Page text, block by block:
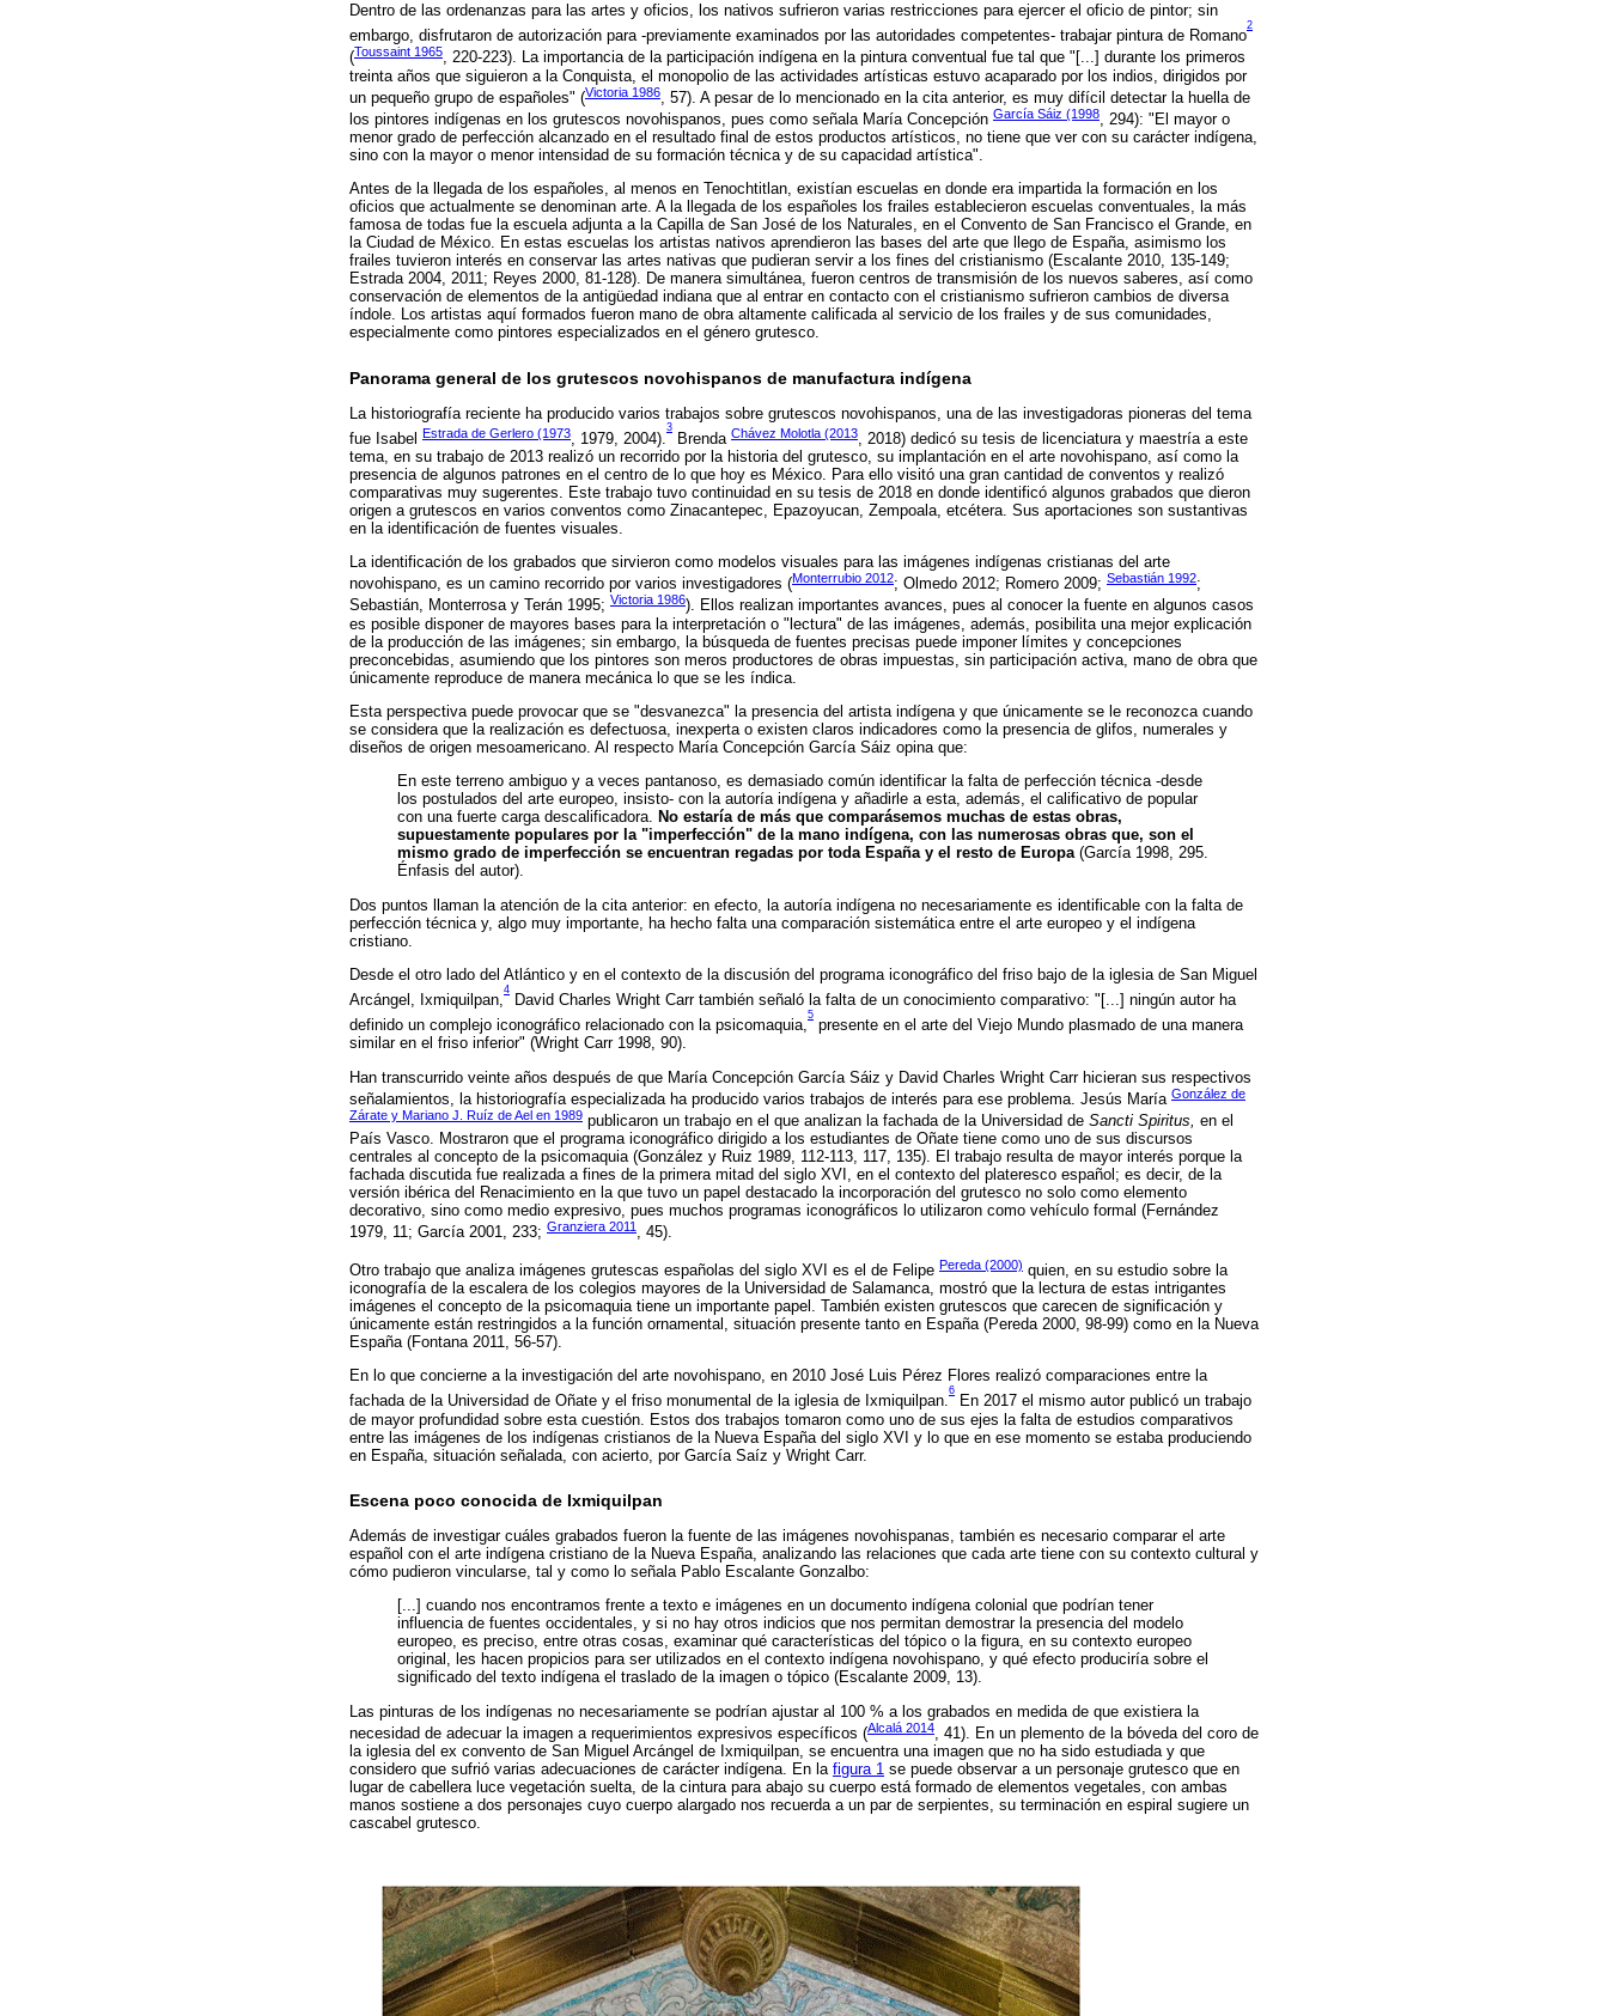
Dentro de las ordenanzas para las artes y oficios, los nativos sufrieron varias restricciones para ejercer el oficio de pintor; sin
embargo, disfrutaron de autorización para -previamente examinados por las autoridades competentes- trabajar pintura de Romano
2
(Toussaint 1965, 220-223). La importancia de la participación indígena en la pintura conventual fue tal que "[...] durante los primeros
treinta años que siguieron a la Conquista, el monopolio de las actividades artísticas estuvo acaparado por los indios, dirigidos por
un pequeño grupo de españoles" (Victoria 1986
, 57). A pesar de lo mencionado en la cita anterior, es muy difícil detectar la huella de
los pintores indígenas en los grutescos novohispanos, pues como señala María Concepción García Sáiz (1998, 294): "El mayor o
menor grado de perfección alcanzado en el resultado final de estos productos artísticos, no tiene que ver con su carácter indígena,
sino con la mayor o menor intensidad de su formación técnica y de su capacidad artística".
Antes de la llegada de los españoles, al menos en Tenochtitlan, existían escuelas en donde era impartida la formación en los
oficios que actualmente se denominan arte. A la llegada de los españoles los frailes establecieron escuelas conventuales, la más
famosa de todas fue la escuela adjunta a la Capilla de San José de los Naturales, en el Convento de San Francisco el Grande, en
la Ciudad de México. En estas escuelas los artistas nativos aprendieron las bases del arte que llego de España, asimismo los
frailes tuvieron interés en conservar las artes nativas que pudieran servir a los fines del cristianismo (Escalante 2010, 135-149;
Estrada 2004, 2011; Reyes 2000, 81-128). De manera simultánea, fueron centros de transmisión de los nuevos saberes, así como
conservación de elementos de la antigüedad indiana que al entrar en contacto con el cristianismo sufrieron cambios de diversa
índole. Los artistas aquí formados fueron mano de obra altamente calificada al servicio de los frailes y de sus comunidades,
especialmente como pintores especializados en el género grutesco.
Panorama general de los grutescos novohispanos de manufactura indígena
La historiografía reciente ha producido varios trabajos sobre grutescos novohispanos, una de las investigadoras pioneras del tema
fue Isabel Estrada de Gerlero (1973 , 1979, 2004).
3
Brenda Chávez Molotla (2013
, 2018) dedicó su tesis de licenciatura y maestría a este
tema, en su trabajo de 2013 realizó un recorrido por la historia del grutesco, su implantación en el arte novohispano, así como la
presencia de algunos patrones en el centro de lo que hoy es México. Para ello visitó una gran cantidad de conventos y realizó
comparativas muy sugerentes. Este trabajo tuvo continuidad en su tesis de 2018 en donde identificó algunos grabados que dieron
origen a grutescos en varios conventos como Zinacantepec, Epazoyucan, Zempoala, etcétera. Sus aportaciones son sustantivas
en la identificación de fuentes visuales.
La identificación de los grabados que sirvieron como modelos visuales para las imágenes indígenas cristianas del arte
novohispano, es un camino recorrido por varios investigadores (Monterrubio 2012; Olmedo 2012; Romero 2009; Sebastián 1992;
Sebastián, Monterrosa y Terán 1995; Victoria 1986). Ellos realizan importantes avances, pues al conocer la fuente en algunos casos
es posible disponer de mayores bases para la interpretación o "lectura" de las imágenes, además, posibilita una mejor explicación
de la producción de las imágenes; sin embargo, la búsqueda de fuentes precisas puede imponer límites y concepciones
preconcebidas, asumiendo que los pintores son meros productores de obras impuestas, sin participación activa, mano de obra que
únicamente reproduce de manera mecánica lo que se les índica.
Esta perspectiva puede provocar que se "desvanezca" la presencia del artista indígena y que únicamente se le reconozca cuando
se considera que la realización es defectuosa, inexperta o existen claros indicadores como la presencia de glifos, numerales y
diseños de origen mesoamericano. Al respecto María Concepción García Sáiz opina que:
En este terreno ambiguo y a veces pantanoso, es demasiado común identificar la falta de perfección técnica -desde
los postulados del arte europeo, insisto- con la autoría indígena y añadirle a esta, además, el calificativo de popular
con una fuerte carga descalificadora. No estaría de más que comparásemos muchas de estas obras,
supuestamente populares por la "imperfección" de la mano indígena, con las numerosas obras que, son el
mismo grado de imperfección se encuentran regadas por toda España y el resto de Europa(García 1998, 295.
Énfasis del autor).
Dos puntos llaman la atención de la cita anterior: en efecto, la autoría indígena no necesariamente es identificable con la falta de
perfección técnica y, algo muy importante, ha hecho falta una comparación sistemática entre el arte europeo y el indígena
cristiano.
Desde el otro lado del Atlántico y en el contexto de la discusión del programa iconográfico del friso bajo de la iglesia de San Miguel
Arcángel, Ixmiquilpan,
4
David Charles Wright Carr también señaló la falta de un conocimiento comparativo: "[...] ningún autor ha
definido un complejo iconográfico relacionado con la psicomaquia,
5
presente en el arte del Viejo Mundo plasmado de una manera
similar en el friso inferior" (Wright Carr 1998, 90).
Han transcurrido veinte años después de que María Concepción García Sáiz y David Charles Wright Carr hicieran sus respectivos
señalamientos, la historiografía especializada ha producido varios trabajos de interés para ese problema. Jesús María González de
Zárate y Mariano J. Ruíz de Ael en 1989 publicaron un trabajo en el que analizan la fachada de la Universidad de Sancti Spiritus, en el
País Vasco. Mostraron que el programa iconográfico dirigido a los estudiantes de Oñate tiene como uno de sus discursos
centrales al concepto de la psicomaquia (González y Ruiz 1989, 112-113, 117, 135). El trabajo resulta de mayor interés porque la
fachada discutida fue realizada a fines de la primera mitad del siglo XVI, en el contexto del plateresco español; es decir, de la
versión ibérica del Renacimiento en la que tuvo un papel destacado la incorporación del grutesco no solo como elemento
decorativo, sino como medio expresivo, pues muchos programas iconográficos lo utilizaron como vehículo formal (Fernández
1979, 11; García 2001, 233; Granziera 2011 , 45).
Otro trabajo que analiza imágenes grutescas españolas del siglo XVI es el de Felipe Pereda (2000) quien, en su estudio sobre la
iconografía de la escalera de los colegios mayores de la Universidad de Salamanca, mostró que la lectura de estas intrigantes
imágenes el concepto de la psicomaquia tiene un importante papel. También existen grutescos que carecen de significación y
únicamente están restringidos a la función ornamental, situación presente tanto en España (Pereda 2000, 98-99) como en la Nueva
España (Fontana 2011, 56-57).
En lo que concierne a la investigación del arte novohispano, en 2010 José Luis Pérez Flores realizó comparaciones entre la
fachada de la Universidad de Oñate y el friso monumental de la iglesia de Ixmiquilpan.
6
En 2017 el mismo autor publicó un trabajo
de mayor profundidad sobre esta cuestión. Estos dos trabajos tomaron como uno de sus ejes la falta de estudios comparativos
entre las imágenes de los indígenas cristianos de la Nueva España del siglo XVI y lo que en ese momento se estaba produciendo
en España, situación señalada, con acierto, por García Saíz y Wright Carr.
Escena poco conocida de Ixmiquilpan
Además de investigar cuáles grabados fueron la fuente de las imágenes novohispanas, también es necesario comparar el arte
español con el arte indígena cristiano de la Nueva España, analizando las relaciones que cada arte tiene con su contexto cultural y
cómo pudieron vincularse, tal y como lo señala Pablo Escalante Gonzalbo:
[...] cuando nos encontramos frente a texto e imágenes en un documento indígena colonial que podrían tener
influencia de fuentes occidentales, y si no hay otros indicios que nos permitan demostrar la presencia del modelo
europeo, es preciso, entre otras cosas, examinar qué características del tópico o la figura, en su contexto europeo
original, les hacen propicios para ser utilizados en el contexto indígena novohispano, y qué efecto produciría sobre el
significado del texto indígena el traslado de la imagen o tópico (Escalante 2009, 13).
Las pinturas de los indígenas no necesariamente se podrían ajustar al 100 % a los grabados en medida de que existiera la
necesidad de adecuar la imagen a requerimientos expresivos específicos (Alcalá 2014, 41). En un plemento de la bóveda del coro de
la iglesia del ex convento de San Miguel Arcángel de Ixmiquilpan, se encuentra una imagen que no ha sido estudiada y que
considero que sufrió varias adecuaciones de carácter indígena. En la figura 1 se puede observar a un personaje grutesco que en
lugar de cabellera luce vegetación suelta, de la cintura para abajo su cuerpo está formado de elementos vegetales, con ambas
manos sostiene a dos personajes cuyo cuerpo alargado nos recuerda a un par de serpientes, su terminación en espiral sugiere un
cascabel grutesco.